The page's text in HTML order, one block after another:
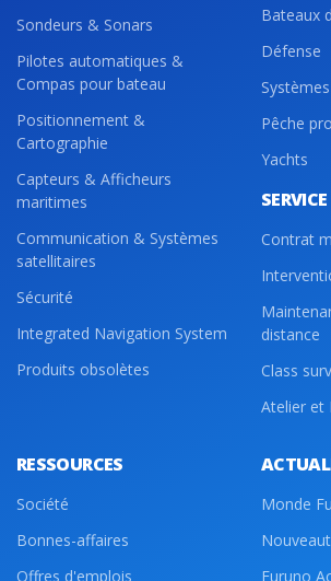
Sondeurs & Sonars
Pilotes automatiques &
Compas pour bateau
Positionnement &
Cartographie
Capteurs & Afficheurs
maritimes
Communication & Systèmes
satellitaires
Sécurité
Integrated Navigation System
Produits obsolètes
Bateaux
Défense
Pêche
Yachts
SERVICE
Contrat
distance
Class
Atelier et
RESSOURCES
Société
Bonnes-affaires
Offres d'emplois
Monde
Furuno